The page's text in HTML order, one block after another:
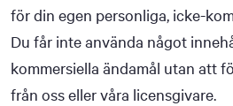
för din egen personliga, icke-
Du får inte använda något
kommersiella ändamål utan att
från oss eller våra licensgivare.